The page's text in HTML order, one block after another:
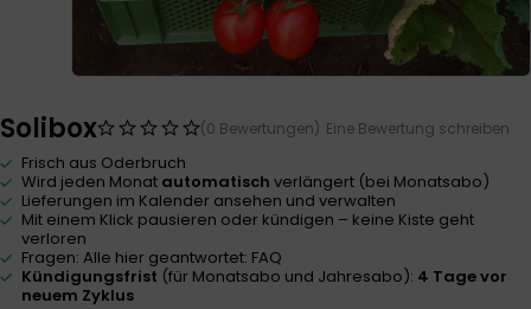
Solibox (0 Bewertungen) Eine Bewertung schreiben
Frisch aus Oderbruch
Wird jeden Monat automatisch verlängert (bei Monatsabo)
Lieferungen im Kalender ansehen und verwalten
Mit einem Klick pausieren oder kündigen – keine Kiste geht
verloren
Fragen: Alle hier geantwortet: FAQ
Kündigungsfrist (für Monatsabo und Jahresabo): 4 Tage vor
neuem Zyklus